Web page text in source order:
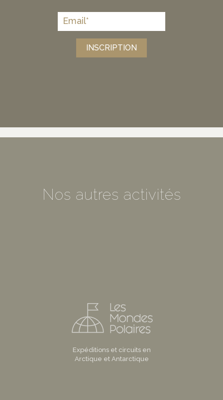
INSCRIPTION
Nos autres activités
Expéditions et circuits en
Arctique et Antarctique